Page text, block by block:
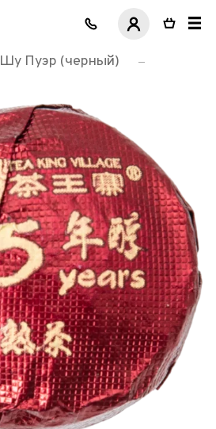
Шу Пуэр (черный)